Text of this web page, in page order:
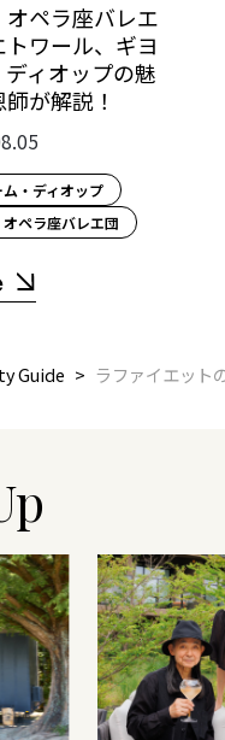
オペラ座バレエ
トワール、ギヨ
ディオップの魅
が解説！
ム・ディオップ
オペラ座バレエ団
Guide ラファイエット